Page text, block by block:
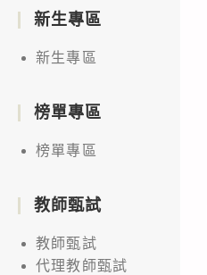
新生專區
新生專區
榜單專區
榜單專區
教師甄試
教師甄試
代理教師甄試